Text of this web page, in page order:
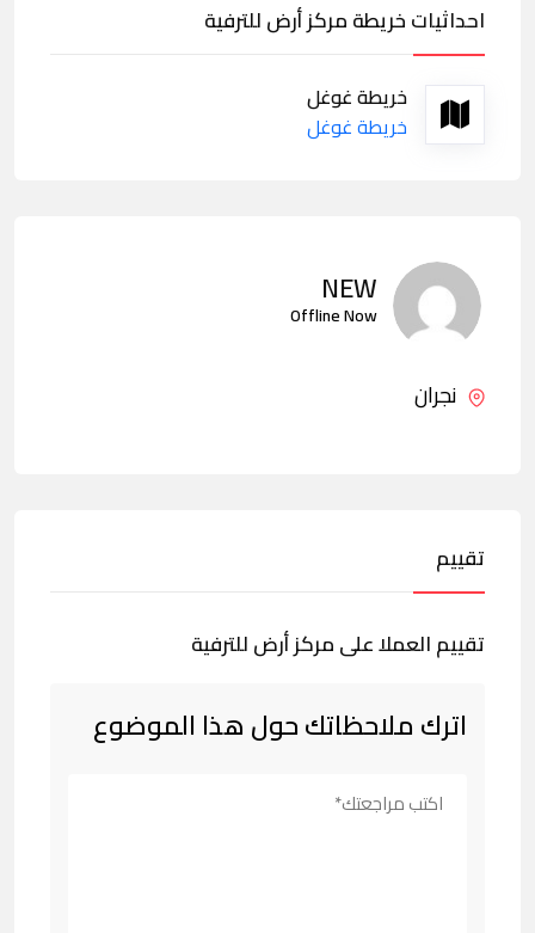
احداثيات خريطة مركز أرض للترفية
خريطة غوغل
خريطة غوغل
NEW
Offline Now
نجران
تقييم
تقييم العملا على مركز أرض للترفية
اترك ملاحظاتك حول هذا الموضوع